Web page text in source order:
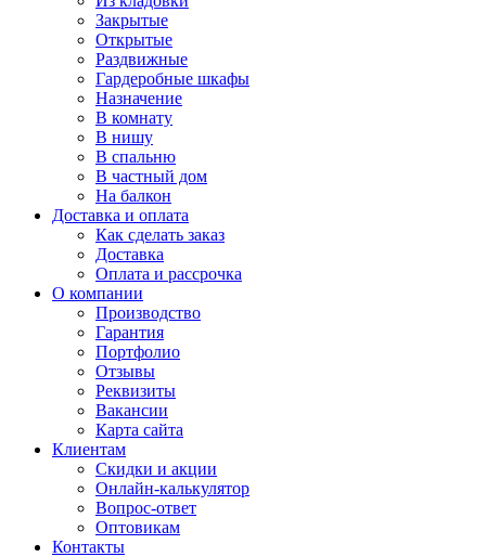
Закрытые
Открытые
Раздвижные
Гардеробные шкафы
Назначение
В комнату
В нишу
В спальню
В частный дом
На балкон
Доставка и оплата
Как сделать заказ
Доставка
Оплата и рассрочка
О компании
Производство
Гарантия
Портфолио
Отзывы
Реквизиты
Вакансии
Карта сайта
Клиентам
Скидки и акции
Онлайн-калькулятор
Вопрос-ответ
Оптовикам
Контакты